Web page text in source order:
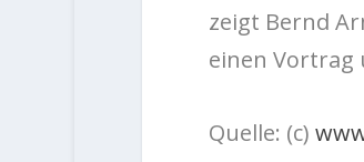
zeigt Bernd
einen Vortrag
Quelle: (c)